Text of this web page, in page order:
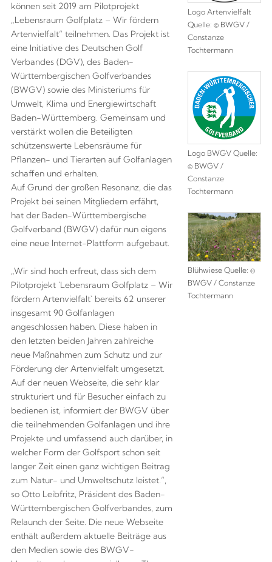
können seit 2019 am Pilotprojekt
„Lebensraum Golfplatz – Wir fördern
Artenvielfalt“ teilnehmen. Das Projekt ist
eine Initiative des Deutschen Golf
Verbandes (DGV), des Baden-
Württembergischen Golfverbandes
(BWGV) sowie des Ministeriums für
Umwelt, Klima und Energiewirtschaft
Baden-Württemberg. Gemeinsam und
verstärkt wollen die Beteiligten
schützenswerte Lebensräume für
Pflanzen- und Tierarten auf Golfanlagen
schaffen und erhalten.
Auf Grund der großen Resonanz, die das
Projekt bei seinen Mitgliedern erfährt,
hat der Baden-Württembergische
Golfverband (BWGV) dafür nun eigens
eine neue Internet-Plattform aufgebaut.
„Wir sind hoch erfreut, dass sich dem
Pilotprojekt ´Lebensraum Golfplatz – Wir
fördern Artenvielfalt` bereits 62 unserer
insgesamt 90 Golfanlagen
angeschlossen haben. Diese haben in
den letzten beiden Jahren zahlreiche
neue Maßnahmen zum Schutz und zur
Förderung der Artenvielfalt umgesetzt.
Auf der neuen Webseite, die sehr klar
strukturiert und für Besucher einfach zu
bedienen ist, informiert der BWGV über
die teilnehmenden Golfanlagen und ihre
Projekte und umfassend auch darüber, in
welcher Form der Golfsport schon seit
langer Zeit einen ganz wichtigen Beitrag
zum Natur- und Umweltschutz leistet.“,
so Otto Leibfritz, Präsident des Baden-
Württembergischen Golfverbandes, zum
Relaunch der Seite. Die neue Webseite
enthält außerdem aktuelle Beiträge aus
den Medien sowie des BWGV-
Logo Artenvielfalt
Quelle: © BWGV /
Constanze
Tochtermann
Logo BWGV Quelle:
© BWGV /
Constanze
Tochtermann
Blühwiese Quelle: ©
BWGV / Constanze
Tochtermann